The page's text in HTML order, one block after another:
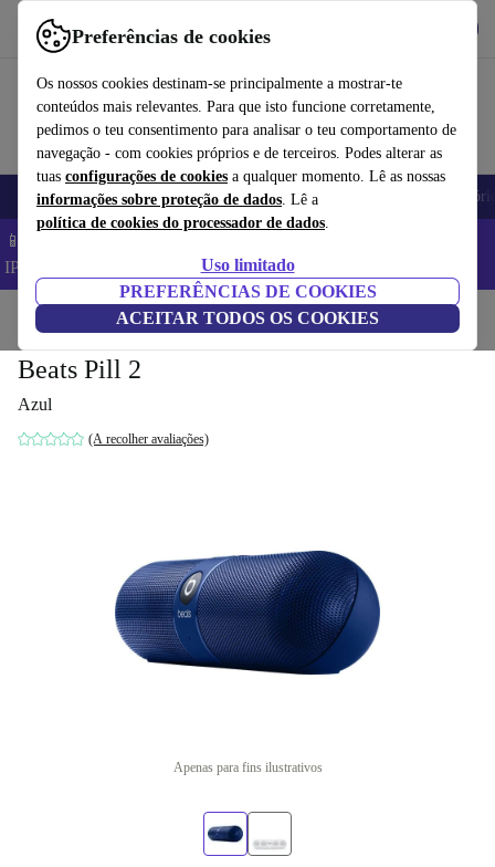
Preferências de cookies
Os nossos cookies destinam-se principalmente a mostrar-te
conteúdos mais relevantes. Para que isto funcione corretamente,
pedimos o teu consentimento para analisar o teu comportamento de
navegação - com cookies próprios e de terceiros. Podes alterar as
tuas configurações de cookies a qualquer momento. Lê as nossas
informações sobre proteção de dados. Lê a
política de cookies do processador de dados.
Uso limitado
PREFERÊNCIAS DE COOKIES
ACEITAR TODOS OS COOKIES
Use o refurbed de forma rápida e fácil
Telemóveis Computadores Portáteis Tablets
📱 Poupa 5% EXTRA em todos os iPhones – Código:
IPHONEDEAL –
Início Áudio Alti-falantes
Beats Pill 2
Azul
(A recolher avaliações)
Apenas para fins ilustrativos